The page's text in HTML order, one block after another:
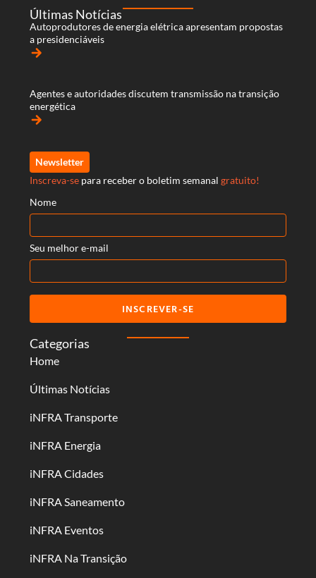
Categorias
Home
Últimas Notícias
iNFRA Transporte
iNFRA Energia
iNFRA Cidades
iNFRA Saneamento
iNFRA Eventos
iNFRA Na Transição
Últimas Notícias
Autoprodutores de energia elétrica apresentam propostas
a presidenciáveis
arrow_forward
Agentes e autoridades discutem transmissão na transição
energética
arrow_forward
Newsletter
Inscreva-se para receber o boletim semanal gratuito!
Nome
Seu melhor e-mail
INSCREVER-SE